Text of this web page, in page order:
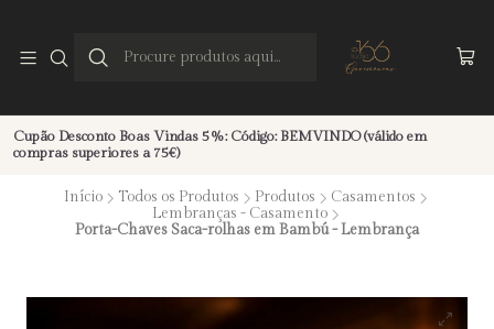
Cupão Desconto Boas Vindas 5%: Código: BEMVINDO (válido em
compras superiores a 75€)
Início Todos os Produtos Produtos
Casamentos
Lembranças - Casamento
Porta-Chaves Saca-rolhas em Bambú - Lembrança